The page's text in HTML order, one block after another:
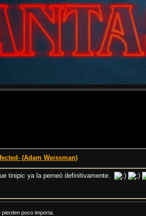
(Adam Weissman)
tinipic ya la perneó definitivamente.
poco importa.